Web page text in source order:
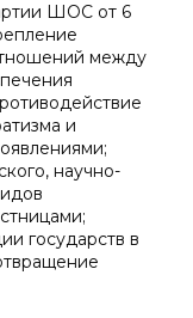
ШОС от 6
между
и
научно-
государств в